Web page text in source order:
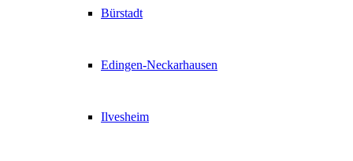
Bürstadt
Edingen-Neckarhausen
Ilvesheim